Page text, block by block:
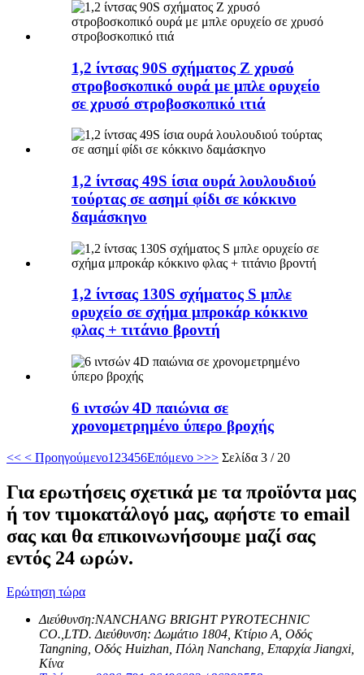
1,2 ίντσας 90S σχήματος Ζ χρυσό
στροβοσκοπικό ουρά με μπλε ορυχείο
σε χρυσό στροβοσκοπικό ιτιά
1,2 ίντσας 49S ίσια ουρά λουλουδιού
τούρτας σε ασημί φίδι σε κόκκινο
δαμάσκηνο
1,2 ίντσας 130S σχήματος S μπλε
ορυχείο σε σχήμα μπροκάρ κόκκινο
φλας + τιτάνιο βροντή
6 ιντσών 4D παιώνια σε
χρονομετρημένο ύπερο βροχής
<< < Προηγούμενο1 23456Επόμενο >>> Σελίδα 3 / 20
Για ερωτήσεις σχετικά με τα προϊόντα μας
ή τον τιμοκατάλογό μας, αφήστε το email
σας και θα επικοινωνήσουμε μαζί σας
εντός 24 ωρών.
Ερώτηση τώρα
Διεύθυνση:NANCHANG BRIGHT PYROTECHNIC
CO.,LTD. Διεύθυνση: Δωμάτιο 1804, Κτίριο Α, Οδός
Tangning, Οδός Huizhan, Πόλη Nanchang, Επαρχία Jiangxi,
Κίνα